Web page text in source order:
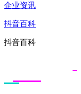
企业资讯
抖音百科
抖音百科